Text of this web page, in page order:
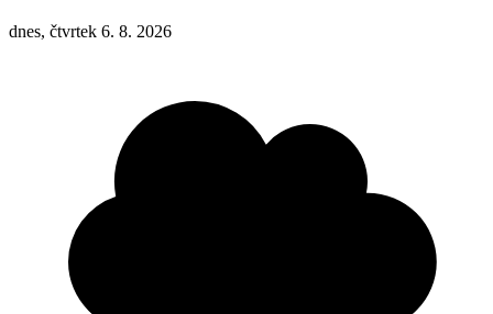
dnes, čtvrtek 6. 8. 2026